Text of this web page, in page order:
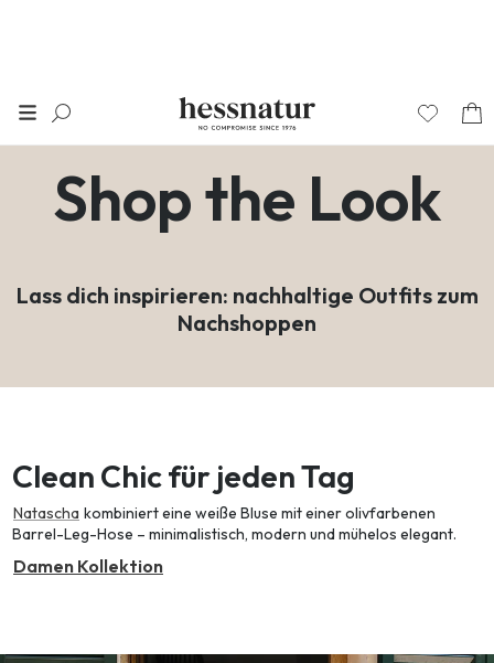
Shop the Look
Lass dich inspirieren: nachhaltige Outfits zum
Nachshoppen
Clean Chic für jeden Tag
Natascha kombiniert eine weiße Bluse mit einer olivfarbenen
Barrel-Leg-Hose – minimalistisch, modern und mühelos elegant.
Damen Kollektion